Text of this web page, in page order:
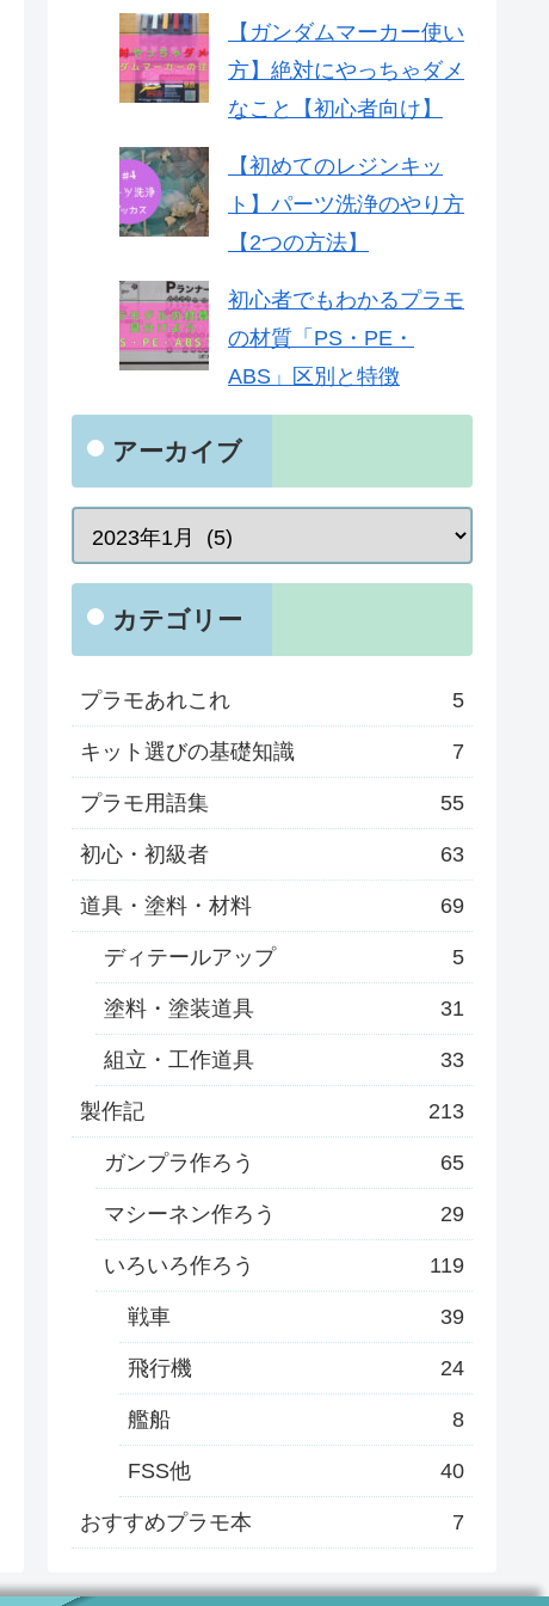
【ガンダムマーカー使い
方】絶対にやっちゃダメ
なこと【初心者向け】
【初めてのレジンキッ
ト】パーツ洗浄のやり方
【2つの方法】
初心者でもわかるプラモ
の材質「PS・PE・
ABS」区別と特徴
アーカイブ
カテゴリー
プラモあれこれ 5
キット選びの基礎知識 7
プラモ用語集 55
初心・初級者 63
道具・塗料・材料 69
ディテールアップ 5
塗料・塗装道具 31
組立・工作道具 33
製作記 213
ガンプラ作ろう 65
マシーネン作ろう 29
いろいろ作ろう 119
戦車 39
飛行機 24
艦船 8
FSS他 40
おすすめプラモ本 7